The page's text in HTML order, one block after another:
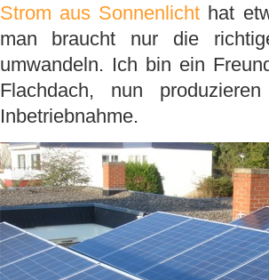
Strom aus Sonnenlicht hat
man braucht nur die
umwandeln. Ich bin ein
Flachdach, nun
Inbetriebnahme.